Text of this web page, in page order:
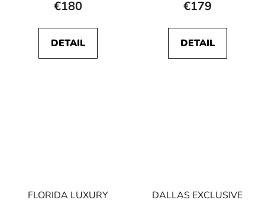
€180
DETAIL
€179
DETAIL
FLORIDA LUXURY DALLAS EXCLUSIVE